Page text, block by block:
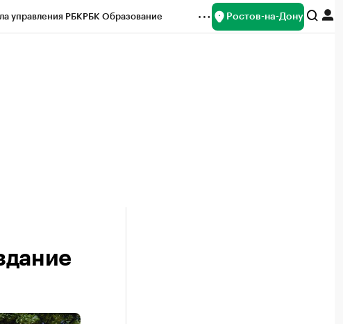
управления РБКРБК Образование Ростов-на-Дону